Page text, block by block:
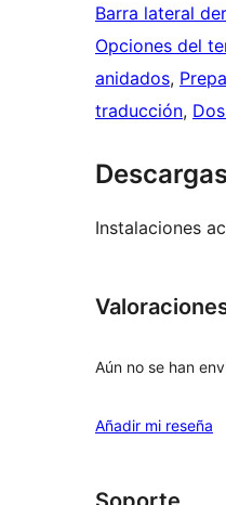
Barra lateral
Opciones del
anidados,
traducción,
Instalaciones
Aún no se han
Añadir mi reseña